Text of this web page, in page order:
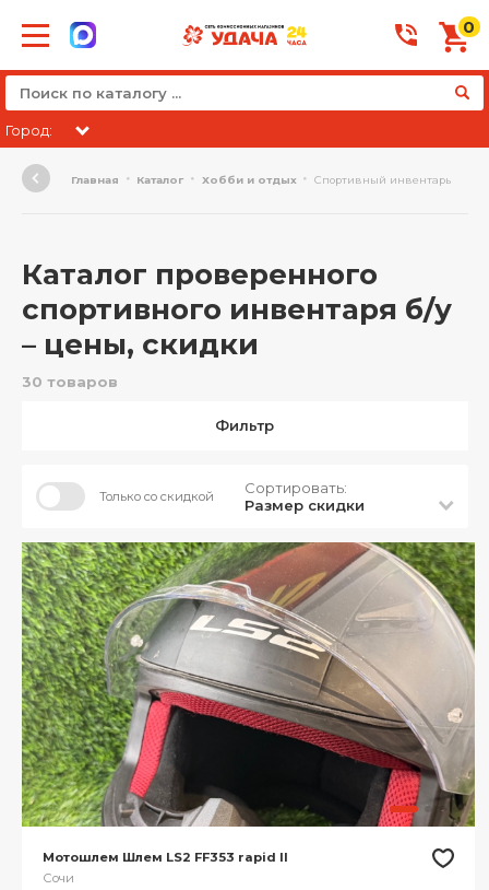
0
Город:
Главная Каталог Хобби и отдых Спортивный инвентарь
Каталог проверенного
спортивного инвентаря б/у
– цены, скидки
30 товаров
Фильтр
Только со скидкой
Сортировать:
Размер скидки
Мотошлем Шлем LS2 FF353 rapid II
Сочи